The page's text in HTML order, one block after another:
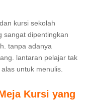
kursi sekolah
sangat dipentingkan
tanpa adanya
lantaran pelajar tak
untuk menulis.
Kursi yang